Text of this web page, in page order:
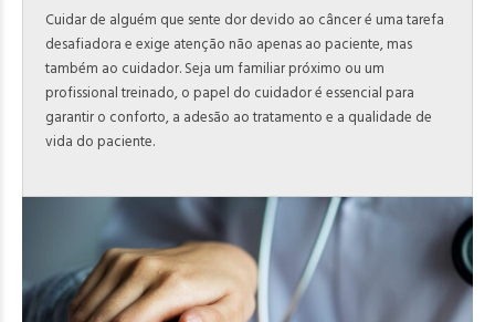
Cuidar de alguém que sente dor devido ao câncer é uma tarefa
desafiadora e exige atenção não apenas ao paciente, mas
também ao cuidador. Seja um familiar próximo ou um
profissional treinado, o papel do cuidador é essencial para
garantir o conforto, a adesão ao tratamento e a qualidade de
vida do paciente.